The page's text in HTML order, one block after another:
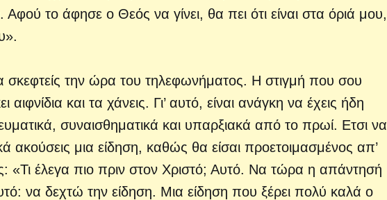
Αφού το άφησε ο Θεός να γίνει, θα πει ότι είναι στα όριά μου,
σκεφτείς την ώρα του τηλεφωνήματος. Η στιγμή που σου
και τα χάνεις. Γι’ αυτό, είναι ανάγκη να έχεις ήδη
συναισθηματικά και υπαρξιακά από το πρωί. Ετσι να
ακούσεις μια είδηση, καθώς θα είσαι προετοιμασμένος απ’
«Τι έλεγα πιο πριν στον Χριστό; Αυτό. Να τώρα η απάντησή
να δεχτώ την είδηση. Μια είδηση που ξέρει πολύ καλά ο